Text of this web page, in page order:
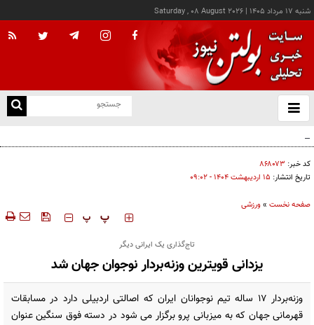
شنبه ۱۷ مرداد ۱۴۰۵ |
Saturday , 08 August 2026
باز
و
پزشکیان: خدمت بی‌منت و مشارکت مردمی، پایه حل مشکلات کشور است
کد خبر: ۸۶۸۰۷۳
تاریخ انتشار: ۱۵ ارديبهشت ۱۴۰۴ - ۰۹:۰۲
صفحه نخست »ورزشی
‍‍‍ پ پ
تاج‌گذاری یک ایرانی دیگر
یزدانی قویترین وزنه‌بردار نوجوان جهان شد
وزنه‌بردار ۱۷ ساله تیم نوجوانان ایران که اصالتی اردبیلی دارد در مسابقات
قهرمانی جهان که به میزبانی پرو برگزار می شود در دسته فوق سنگین عنوان